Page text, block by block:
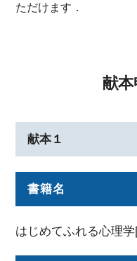
ただけます．
献
献本１
書籍名
はじめてふれる心理